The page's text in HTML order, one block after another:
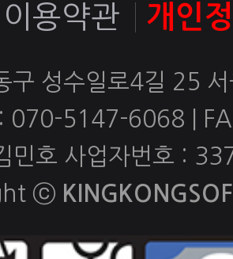
이용약관 개인
구 성수일로4길 25
070-5147-6068 |
민호 사업자번호 :
ⓒ